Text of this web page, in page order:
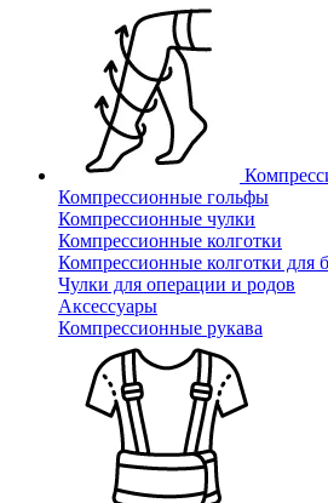
Компрессионные гольфы
Компрессионные чулки
Компрессионные колготки
Компрессионные колготки для
Чулки для операции и родов
Аксессуары
Компрессионные рукава